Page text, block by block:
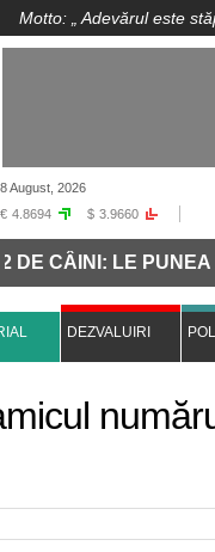
Motto: „ Adevărul este
8 August, 2026
€ 4.8694 $ 3.9660
LE PUNEA
DEZVALUIRI